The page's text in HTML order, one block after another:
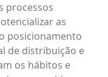
processos
as
posicionamento
de distribuição e
os hábitos e